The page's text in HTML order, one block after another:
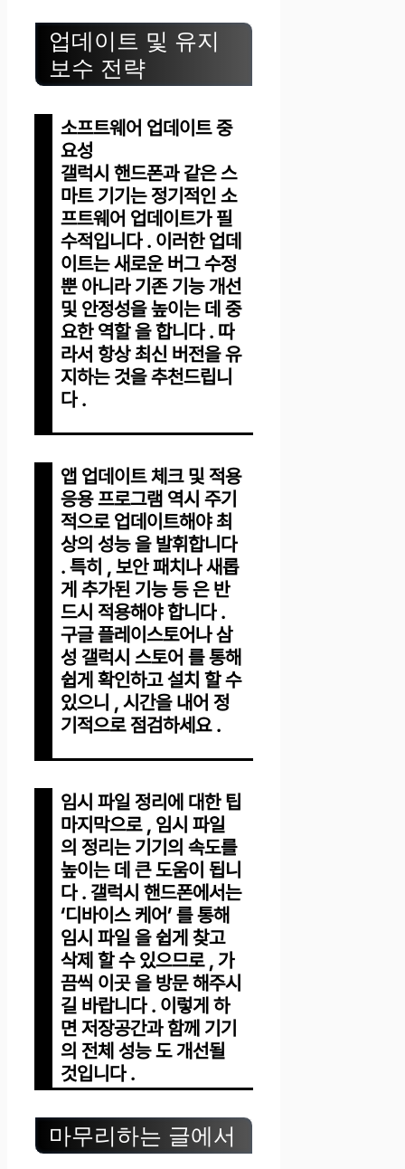
업데이트 및 유지
보수 전략
소프트웨어 업데이트 중
요성
갤럭시 핸드폰과 같은 스
마트 기기는 정기적인 소
프트웨어 업데이트가 필
수적입니다 . 이러한 업데
이트는 새로운 버그 수정
뿐 아니라 기존 기능 개선
및 안정성을 높이는 데 중
요한 역할 을 합니다 . 따
라서 항상 최신 버전을 유
지하는 것을 추천드립니
다 .
앱 업데이트 체크 및 적용
응용 프로그램 역시 주기
적으로 업데이트해야 최
상의 성능 을 발휘합니다
. 특히 , 보안 패치나 새롭
게 추가된 기능 등 은 반
드시 적용해야 합니다 .
구글 플레이스토어나 삼
성 갤럭시 스토어 를 통해
쉽게 확인하고 설치 할 수
있으니 , 시간을 내어 정
기적으로 점검하세요 .
임시 파일 정리에 대한 팁
마지막으로 , 임시 파일
의 정리는 기기의 속도를
높이는 데 큰 도움이 됩니
다 . 갤럭시 핸드폰에서는
‘디바이스 케어’ 를 통해
임시 파일 을 쉽게 찾고
삭제 할 수 있으므로 , 가
끔씩 이곳 을 방문 해주시
길 바랍니다 . 이렇게 하
면 저장공간과 함께 기기
의 전체 성능 도 개선될
것입니다 .
마무리하는 글에서